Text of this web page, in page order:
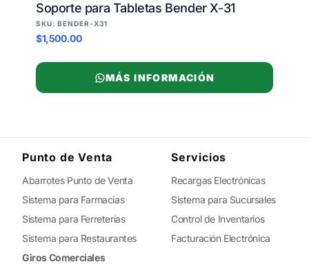
Soporte para Tabletas Bender X-31
SKU: BENDER-X31
$1,500.00
MÁS INFORMACIÓN
Punto de Venta
Abarrotes Punto de Venta
Sistema para Farmacias
Sistema para Ferreterías
Sistema para Restaurantes
Giros Comerciales
Servicios
Recargas Electrónicas
Sistema para Sucursales
Control de Inventarios
Facturación Electrónica